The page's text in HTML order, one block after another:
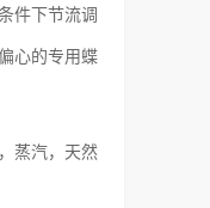
件下节流调
心的专用蝶
蒸汽，天然